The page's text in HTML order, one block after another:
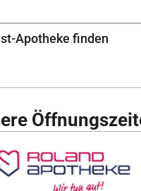
Apotheke finden